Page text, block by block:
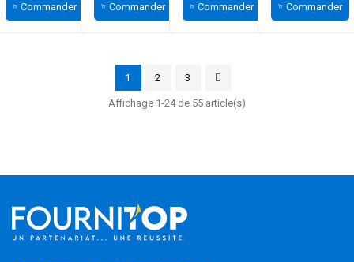
Commander Commander Commander Commander
1 2 3
Affichage 1-24 de 55 article(s)